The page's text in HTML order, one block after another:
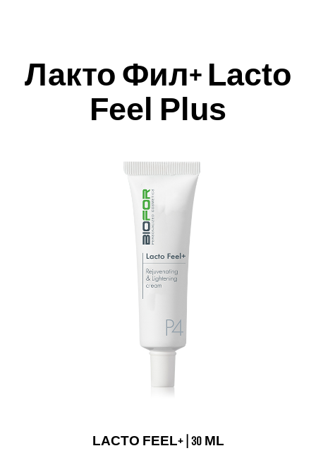
Лакто Фил+ Lacto
Feel Plus
LACTO FEEL+ | 30 ML